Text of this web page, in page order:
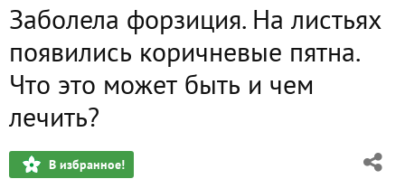
Заболела форзиция. На листьях
появились коричневые пятна.
Что это может быть и чем
лечить?
В избранное!